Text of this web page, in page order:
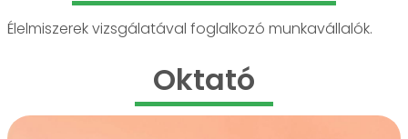
Élelmiszerek vizsgálatával foglalkozó munkavállalók.
Oktató